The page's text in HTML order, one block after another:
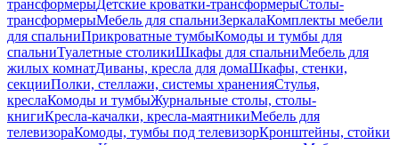
трансформерыДетские кроватки-трансформерыСтолы-
трансформерыМебель для спальниЗеркалаКомплекты мебели
для спальниПрикроватные тумбыКомоды и тумбы для
спальниТуалетные столикиШкафы для спальниМебель для
жилых комнатДиваны, кресла для домаШкафы, стенки,
секцииПолки, стеллажи, системы храненияСтулья,
креслаКомоды и тумбыЖурнальные столы, столы-
книгиКресла-качалки, кресла-маятникиМебель для
телевизораКомоды, тумбы под телевизорКронштейны, стойки